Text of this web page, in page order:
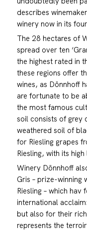
describes
winery now in its
The 28 hectares of
spread over ten
the highest rated in
these regions offer
wines, as Dönnhoff
are fortunate to be
the most famous
soil consists of grey
weathered soil of
for Riesling grapes
Riesling, with its
Winery Dönnhoff
Gris – prize-winning
Riesling – which hav
international
but also for their
represents the